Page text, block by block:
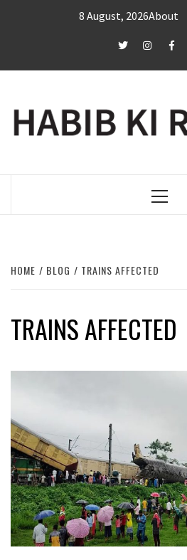
8 August, 2026About
twitterInstagram
HOME BLOG TRAINS AFFECTED
TRAINS AFFECTED